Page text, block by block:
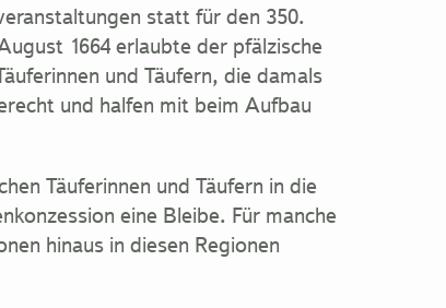
statt für den 350.
1664 erlaubte der pfälzische
und Täufern, die damals
und halfen mit beim Aufbau
Täuferinnen und Täufern in die
eine Bleibe. Für manche
hinaus in diesen Regionen